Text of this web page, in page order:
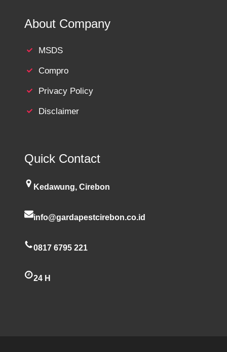
About Company
MSDS
Compro
Privacy Policy
Disclaimer
Quick Contact
Kedawung, Cirebon
info@gardapestcirebon.co.id
0817 6795 221
24 H